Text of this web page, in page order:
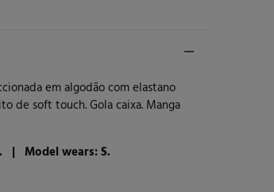
em algodão com elastano
de soft touch. Gola caixa. Manga
| Model wears: S.